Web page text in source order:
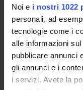
Noi e i nostri 1022
personali, ad
tecnologie come i
alle informazioni
pubblicare annunci
gli annunci e i
i servizi. Avete la
ORGANISATION
GOVERNANCE
COMMITTEES
DEPARTMENT